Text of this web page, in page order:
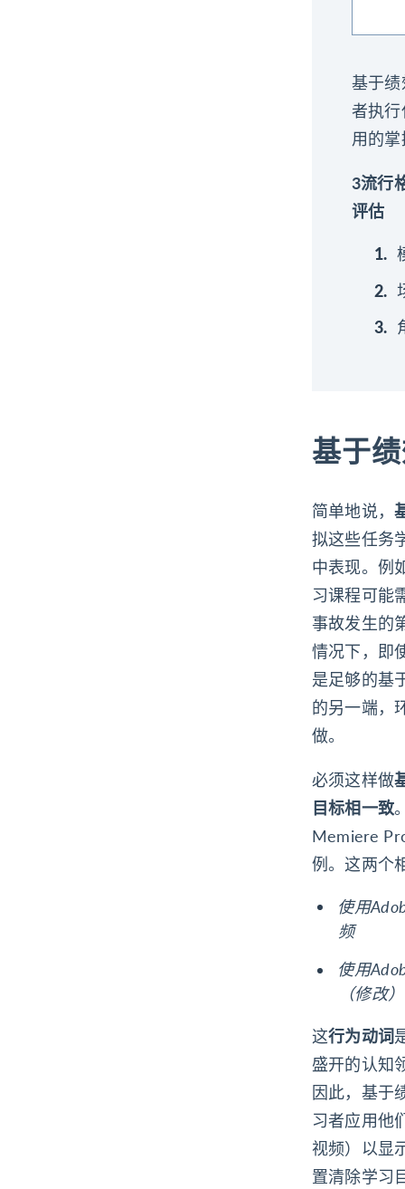
基于
者执
用的
3流行
评估
基于
简单地说，
拟这些任务
中表现。例
习课程可能
事故发生的
情况下，即
是足够的基
的另一端，
做。
必须这样做
目标相一致
Memiere
例。这两个
使用
频
使用
（修改
这行为动词
盛开的认知
因此，基于
习者应用他
视频）以显
置清除学习